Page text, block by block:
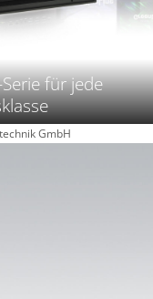
für jede
GmbH